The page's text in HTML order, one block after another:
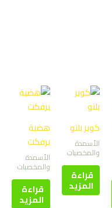
كوبر بلتو
الأسمدة
والمخصبات
قراءة
المزيد
هضبة
برفكت
الأسمدة
والمخصبات
قراءة
المزيد